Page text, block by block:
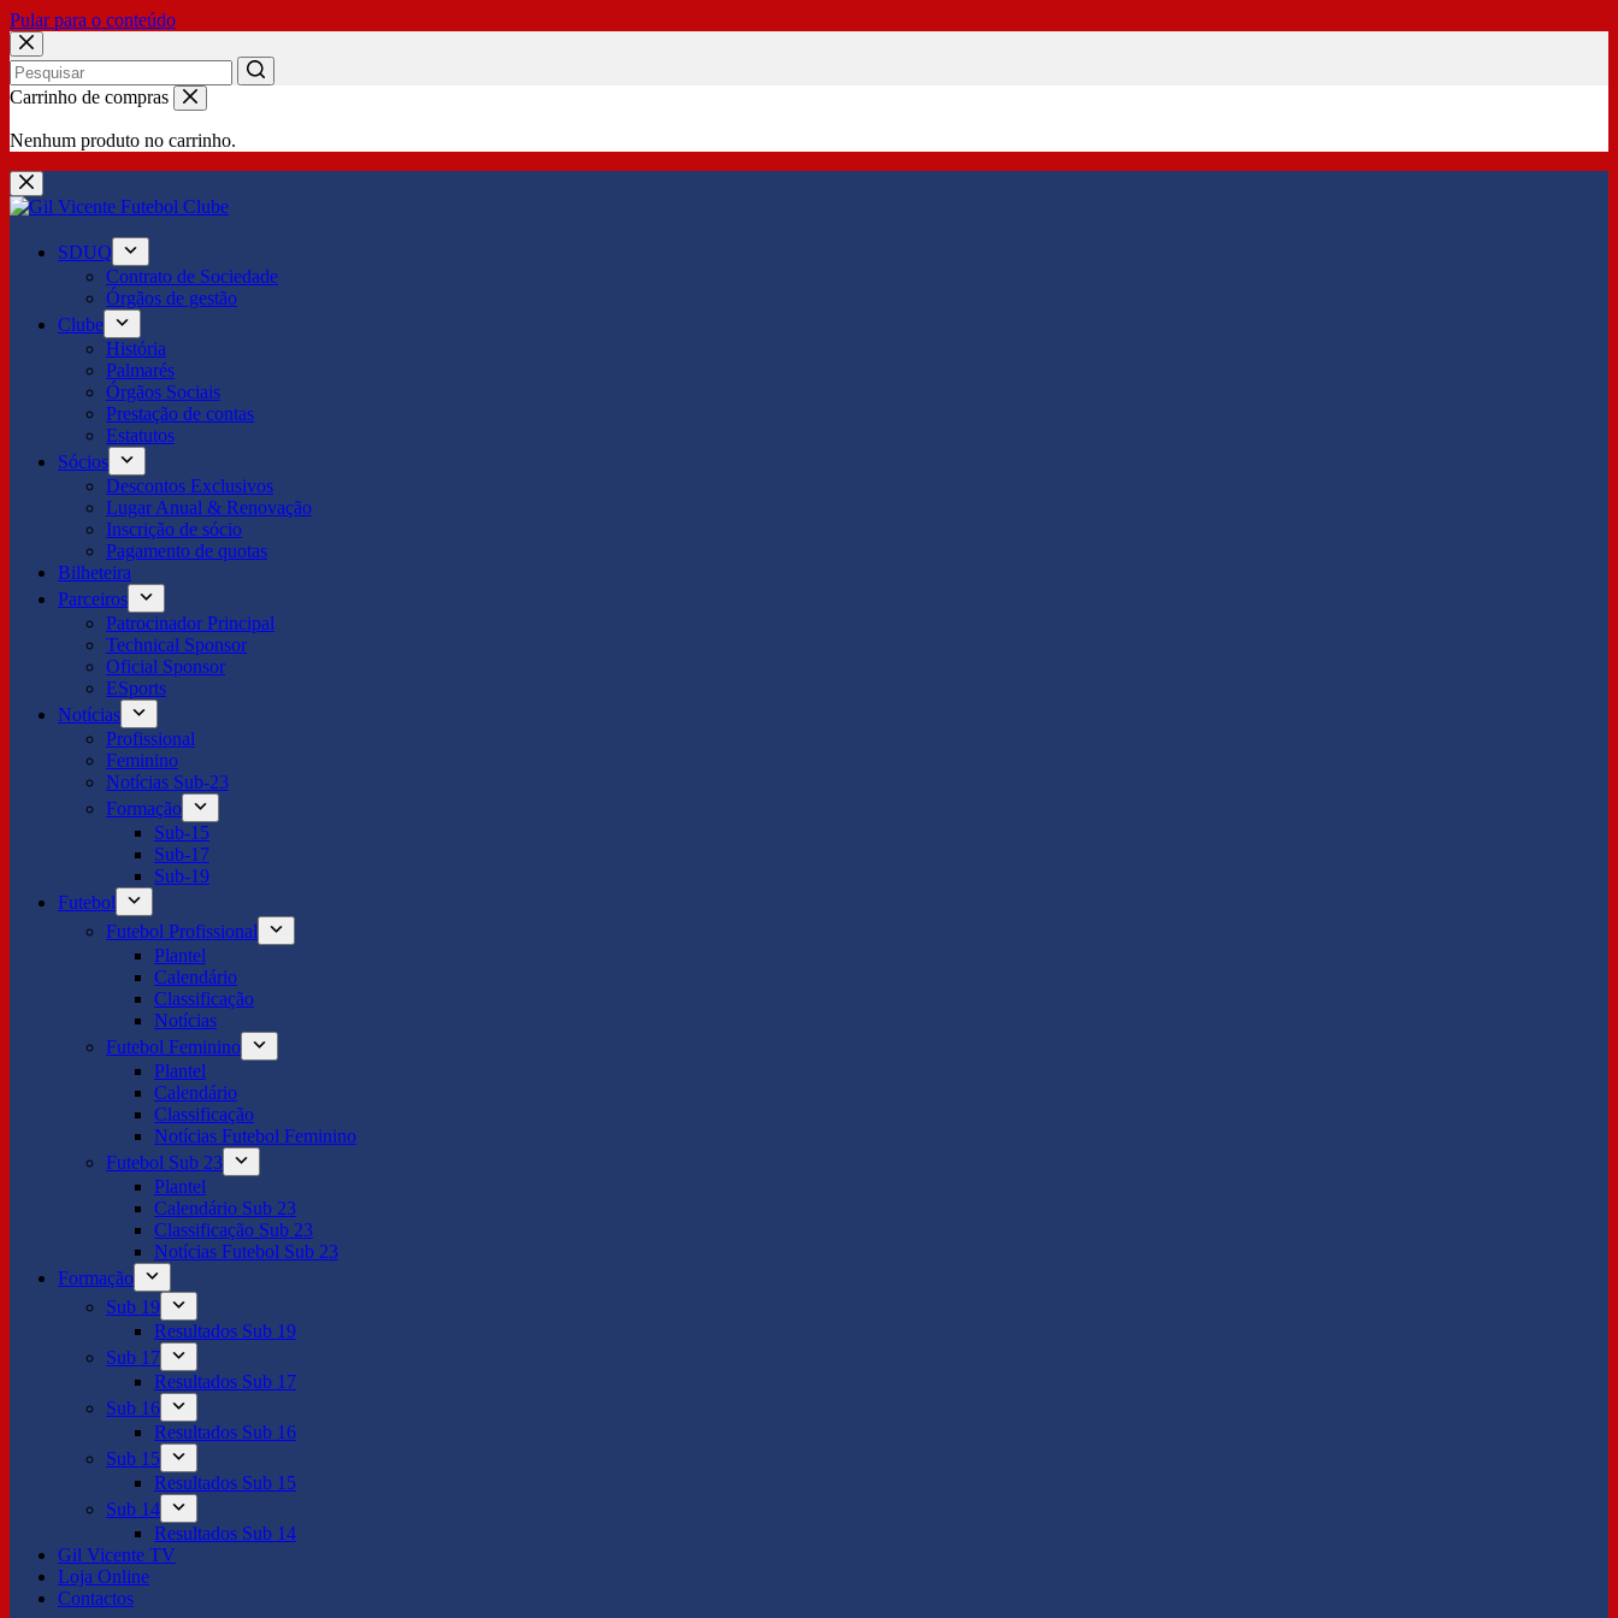
Pular para o conteúdo
No
Carrinho de compras
Nenhum produto no carrinho.
SDUQ
Contrato de Sociedade
Órgãos de gestão
Clube
História
Palmarés
Órgãos Sociais
Prestação de contas
Estatutos
Sócios
Descontos Exclusivos
Lugar Anual & Renovação
Inscrição de sócio
Pagamento de quotas
Bilheteira
Parceiros
Patrocinador Principal
Technical Sponsor
Oficial Sponsor
ESports
Notícias
Profissional
Feminino
Notícias Sub-23
Formação
Sub-15
Sub-17
Sub-19
Futebol
Futebol Profissional
Plantel
Calendário
Classificação
Notícias
Futebol Feminino
Plantel
Calendário
Classificação
Notícias Futebol Feminino
Futebol Sub 23
Plantel
Calendário Sub 23
Classificação Sub 23
Notícias Futebol Sub 23
Formação
Sub 19
Resultados Sub 19
Sub 17
Resultados Sub 17
Sub 16
Resultados Sub 16
Sub 15
Resultados Sub 15
Sub 14
Resultados Sub 14
Gil Vicente TV
Loja Online
Contactos